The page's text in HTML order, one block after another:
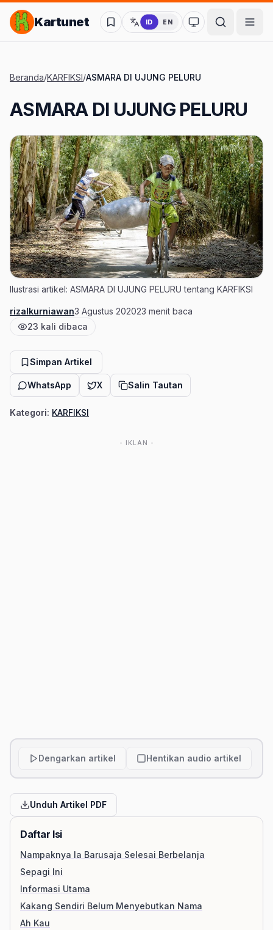
Lompat ke Konten Utama
Kartunet ID EN
Ubah ke mode
Beranda/KARFIKSI/ASMARA DI UJUNG PELURU
ASMARA DI UJUNG PELURU
Ilustrasi artikel: ASMARA DI UJUNG PELURU tentang KARFIKSI
Penulis
rizalkurniawanTanggal terbit
3 Agustus 2020Estimasi waktu baca
23 menit baca
Jumlah pembaca
23 kali dibaca
Simpan Artikel
WhatsApp X Salin Tautan
Kategori: KARFIKSI
- IKLAN -
Dengarkan artikel Hentikan audio artikel
Unduh Artikel PDF
Daftar Isi
Nampaknya Ia Barusaja Selesai Berbelanja
Sepagi Ini
Informasi Utama
Kakang Sendiri Belum Menyebutkan Nama
Ah Kau